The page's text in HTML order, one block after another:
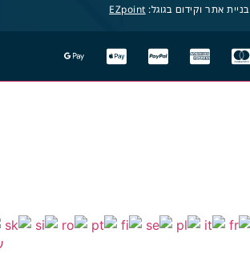
בניית אתר וקידום בגוגל: EZpoint